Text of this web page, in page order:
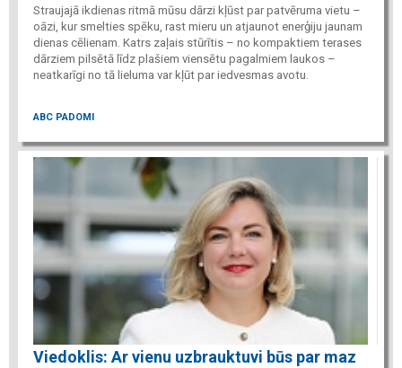
Straujajā ikdienas ritmā mūsu dārzi kļūst par patvēruma vietu –
oāzi, kur smelties spēku, rast mieru un atjaunot enerģiju jaunam
dienas cēlienam. Katrs zaļais stūrītis – no kompaktiem terases
dārziem pilsētā līdz plašiem viensētu pagalmiem laukos –
neatkarīgi no tā lieluma var kļūt par iedvesmas avotu.
ABC PADOMI
Viedoklis: Ar vienu uzbrauktuvi būs par maz